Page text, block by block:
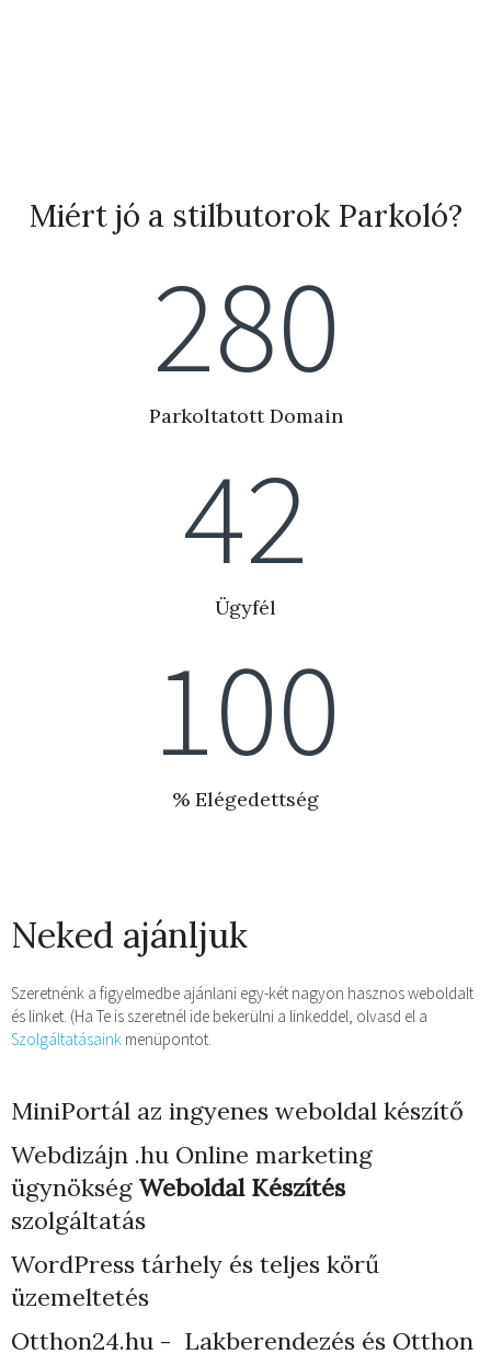
Miért jó a stilbutorok Parkoló?
280
Parkoltatott Domain
42
Ügyfél
100
% Elégedettség
Neked ajánljuk
Szeretnénk a figyelmedbe ajánlani egy-két nagyon hasznos weboldalt
és linket. (Ha Te is szeretnél ide bekerülni a linkeddel, olvasd el a
Szolgáltatásaink menüpontot.
MiniPortál az ingyenes weboldal készítő
Webdizájn .hu Online marketing
ügynökség Weboldal Készítés
szolgáltatás
WordPress tárhely és teljes körű
üzemeltetés
Otthon24.hu - Lakberendezés és Otthon